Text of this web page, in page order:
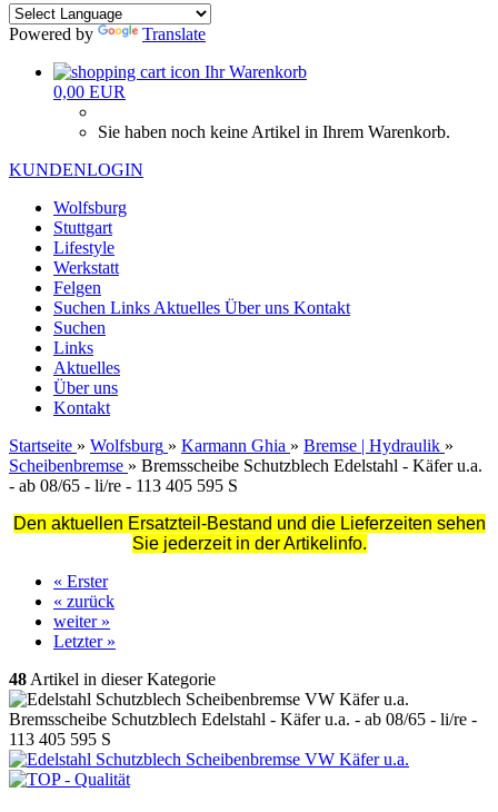
Powered by
Translate
Ihr Warenkorb
0,00 EUR
Sie haben noch keine Artikel in Ihrem Warenkorb.
KUNDENLOGIN
Wolfsburg
Stuttgart
Lifestyle
Werkstatt
Felgen
Suchen Links Aktuelles Über uns Kontakt
Suchen
Links
Aktuelles
Über uns
Kontakt
Startseite » Wolfsburg » Karmann Ghia » Bremse | Hydraulik »
Scheibenbremse » Bremsscheibe Schutzblech Edelstahl - Käfer u.a.
- ab 08/65 - li/re - 113 405 595 S
Den aktuellen Ersatzteil-Bestand und die Lieferzeiten sehen
Sie jederzeit in der Artikelinfo.
« Erster
« zurück
weiter »
Letzter »
48 Artikel in dieser Kategorie
Bremsscheibe Schutzblech Edelstahl - Käfer u.a. - ab 08/65 - li/re -
113 405 595 S